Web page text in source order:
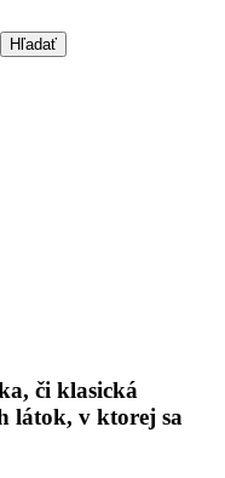
či klasická
látok, v ktorej sa